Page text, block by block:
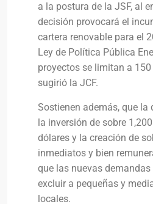
a la postura de la JSF, al
decisión provocará el
cartera renovable para el
Ley de Política Pública
proyectos se limitan a
sugirió la JCF.
Sostienen además, que la
la inversión de sobre
dólares y la creación de
inmediatos y bien
que las nuevas
excluir a pequeñas y
locales.